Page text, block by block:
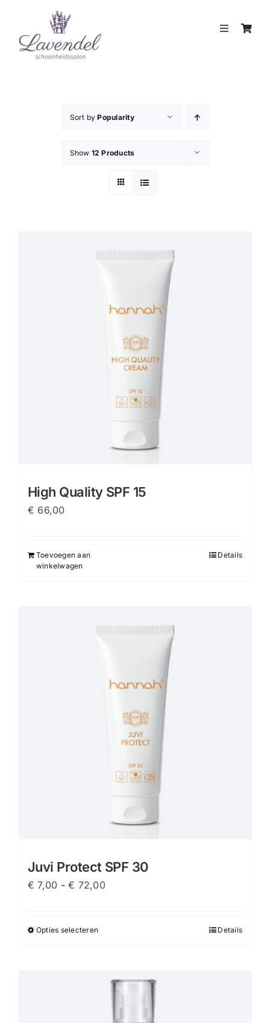
content
Toggle
JOUW HUIDCOACH
Sort byPopularity
Show 12 Products
High Quality SPF 15
€ 66,00
Toevoegen aan
winkelwagen
Details
Juvi Protect SPF 30
€ 7,00 - € 72,00Prijsklasse:
Opties selecterenDit
meerdere
variaties.
Deze
Details